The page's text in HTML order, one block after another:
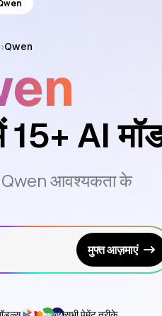
›Qwen
AI
आवश्यकता के
मुफ्त आज़माएं